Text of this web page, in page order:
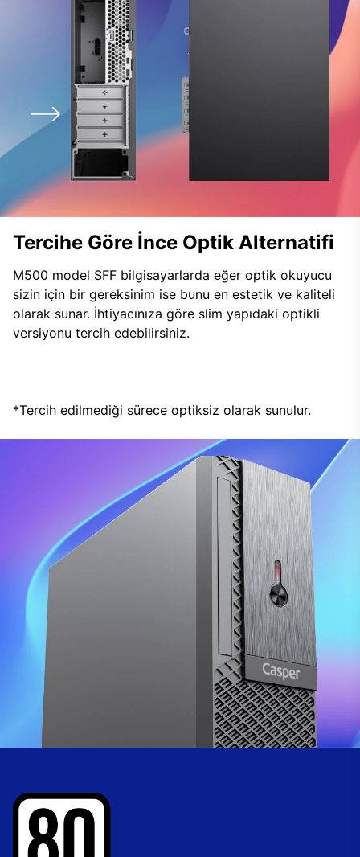
Tercihe Göre İnce Optik Alternatifi
M500 model SFF bilgisayarlarda eğer optik okuyucu
sizin için bir gereksinim ise bunu en estetik ve kaliteli
olarak sunar. İhtiyacınıza göre slim yapıdaki optikli
versiyonu tercih edebilirsiniz.
*Tercih edilmediği sürece optiksiz olarak sunulur.